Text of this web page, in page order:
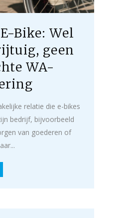
E-Bike: Wel
geen
WA-
relatie die e-bikes
bedrijf, bijvoorbeeld
van goederen of